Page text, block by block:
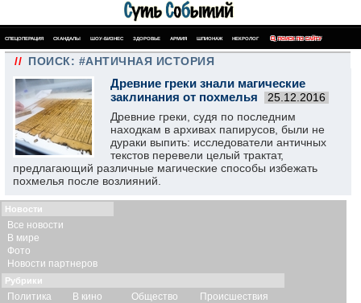
СПЕЦОПЕРАЦИЯ СКАНДАЛЫ ШОУ-БИЗНЕС ЗДОРОВЬЕ АРМИЯ ШПИОНАЖ НЕКРОЛОГ ПОИСК ПО САЙТУ
// ПОИСК: #АНТИЧНАЯ ИСТОРИЯ
Древние греки знали магические
заклинания от похмелья
25.12.2016
Древние греки, судя по последним
находкам в архивах папирусов, были не
дураки выпить: исследователи античных
текстов перевели целый трактат,
предлагающий различные магические способы избежать
похмелья после возлияний.
Новости
Все новости
В мире
Фото
Новости партнеров
Рубрики
Политика
В кино
Общество
Происшествия